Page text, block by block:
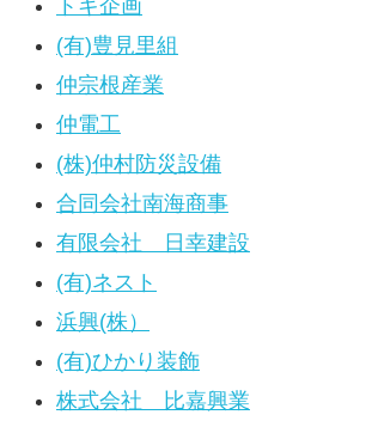
トキ企画
(有)豊見里組
仲宗根産業
仲電工
(株)仲村防災設備
合同会社南海商事
有限会社 日幸建設
(有)ネスト
浜興(株）
(有)ひかり装飾
株式会社 比嘉興業